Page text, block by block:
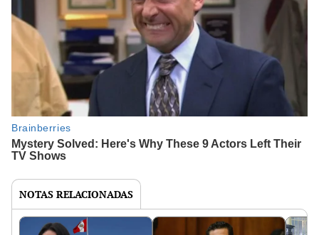
NOTAS RELACIONADAS